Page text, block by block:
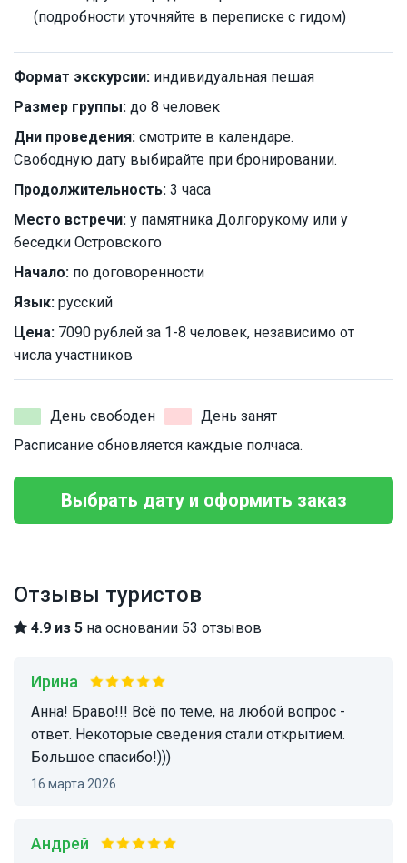
(подробности уточняйте в переписке с гидом)
Формат экскурсии: индивидуальная пешая
Размер группы: до 8 человек
Дни проведения: смотрите в календаре.
Свободную дату выбирайте при бронировании.
Продолжительность: 3 часа
Место встречи: у памятника Долгорукому или у
беседки Островского
Начало: по договоренности
Язык: русский
Цена: 7090 рублей за 1-8 человек, независимо от
числа участников
День свободен
День занят
Расписание обновляется каждые полчаса.
Выбрать дату и оформить заказ
Отзывы туристов
4.9 из 5 на основании 53 отзывов
Ирина
Анна! Браво!!! Всё по теме, на любой вопрос -
ответ. Некоторые сведения стали открытием.
Большое спасибо!)))
16 марта 2026
Андрей